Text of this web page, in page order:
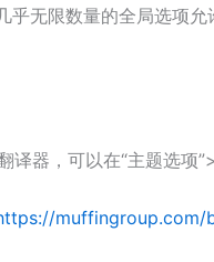
乎无限数量的全局选项
译器，可以在“主题选项
muffingroup.com/